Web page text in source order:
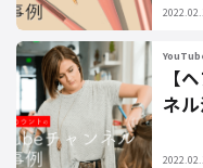
【
ネ